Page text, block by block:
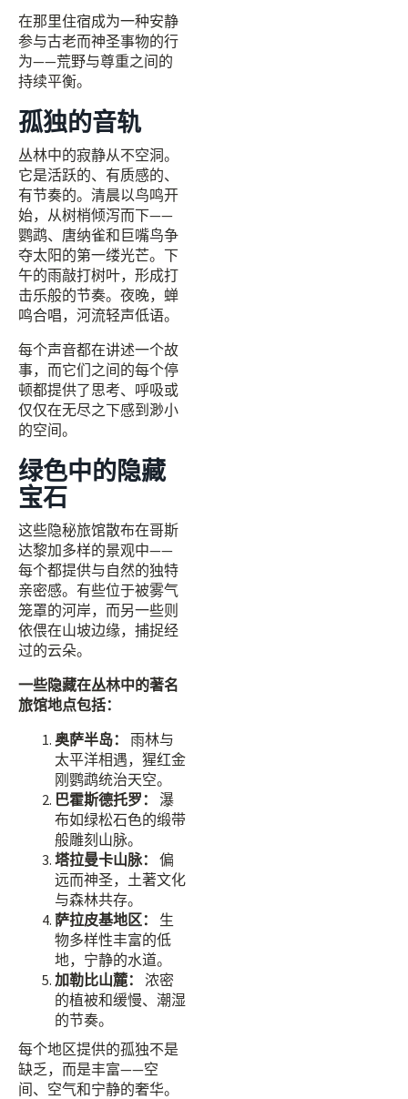
在那里住宿成为一种安静
参与古老而神圣事物的行
为——荒野与尊重之间的
持续平衡。
孤独的音轨
丛林中的寂静从不空洞。
它是活跃的、有质感的、
有节奏的。清晨以鸟鸣开
始，从树梢倾泻而下——
鹦鹉、唐纳雀和巨嘴鸟争
夺太阳的第一缕光芒。下
午的雨敲打树叶，形成打
击乐般的节奏。夜晚，蝉
鸣合唱，河流轻声低语。
每个声音都在讲述一个故
事，而它们之间的每个停
顿都提供了思考、呼吸或
仅仅在无尽之下感到渺小
的空间。
绿色中的隐藏
宝石
这些隐秘旅馆散布在哥斯
达黎加多样的景观中——
每个都提供与自然的独特
亲密感。有些位于被雾气
笼罩的河岸，而另一些则
依偎在山坡边缘，捕捉经
过的云朵。
一些隐藏在丛林中的著名
旅馆地点包括：
奥萨半岛：
雨林与
太平洋相遇，猩红金
刚鹦鹉统治天空。
巴霍斯德托罗：
瀑
布如绿松石色的缎带
般雕刻山脉。
塔拉曼卡山脉：
偏
远而神圣，土著文化
与森林共存。
萨拉皮基地区：
生
物多样性丰富的低
地，宁静的水道。
加勒比山麓：
浓密
的植被和缓慢、潮湿
的节奏。
每个地区提供的孤独不是
缺乏，而是丰富——空
间、空气和宁静的奢华。